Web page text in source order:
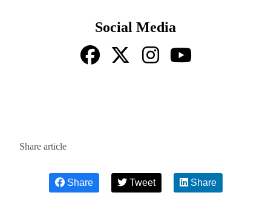
Social Media
Share article
Share Tweet Share